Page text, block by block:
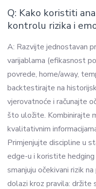
Q: Kako koristiti
kontrolu rizika i
A: Razvijte jednostavan
varijablama (efikasnost
povrede, home/away,
backtestirajte na
vjerovatnoće i računajte
što uložite. Kombinirajte
kvalitativnim
Primjenjujte discipline u
edge-u i koristite
smanjuju očekivani rizik
dolazi kroz pravila: držite